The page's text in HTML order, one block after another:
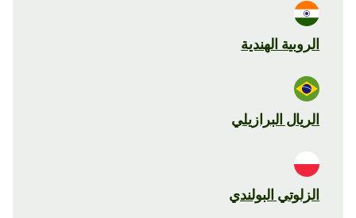
الروبية الهندية
الريال البرازيلي
الزلوتي البولندي